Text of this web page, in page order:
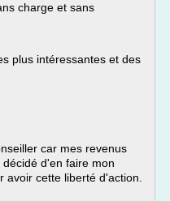
charge et sans
plus intéressantes et des
car mes revenus
d'en faire mon
avoir cette liberté d'action.